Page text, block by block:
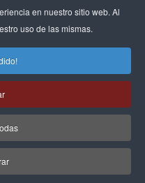
en nuestro sitio web. Al
uso de las mismas.
Managementpara
legal